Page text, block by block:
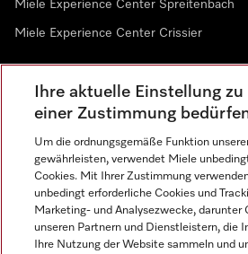
Miele Experience Center Spreitenbach
Miele Experience Center Crissier
Newsletter
Sprache
Ihre aktuelle Einstellung
einer Zustimmung
Um die ordnungsgemäße Funktion
gewährleisten, verwendet Miele
Cookies. Mit Ihrer Zustimmung
unbedingt erforderliche Cookies und
Marketing- und Analysezwecke, darunter
unseren Partnern und Dienstleistern, die
Ihre Nutzung der Website sammeln und